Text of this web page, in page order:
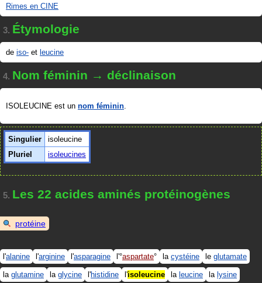
Rimes en CINE
3. Étymologie
de iso- et leucine
4. Nom féminin → déclinaison
ISOLEUCINE est un nom féminin.
Singulier
isoleucine
Pluriel
isoleucines
5. Les 22 acides aminés protéinogènes
protéine
l'alanine l'arginine l'asparagine l' aspartate la cystéine le glutamate
la glutamine la glycine l'histidine l'isoleucine la leucine la lysine